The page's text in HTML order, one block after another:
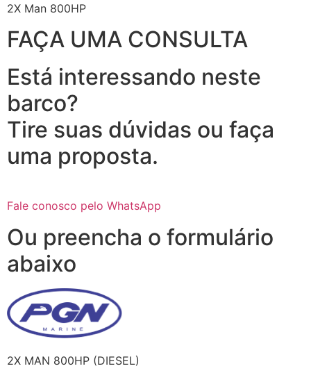
2X Man 800HP
FAÇA UMA CONSULTA
Está interessando neste
barco?
Tire suas dúvidas ou faça
uma proposta.
Fale conosco pelo WhatsApp
Ou preencha o formulário
abaixo
2X MAN 800HP (DIESEL)